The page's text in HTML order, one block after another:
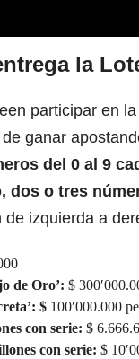
la
participar en
ganar
del 0 al 9
dos o tres
izquierda a
de Oro’: $
$ 100′000.000
con serie: $
con serie: $